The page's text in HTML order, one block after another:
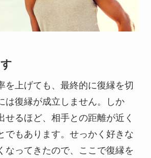
を上げても、最終的に復縁を切
は復縁が成立しません。しか
せるほど、相手との距離が近く
でもあります。せっかく好きな
なってきたので、ここで復縁を